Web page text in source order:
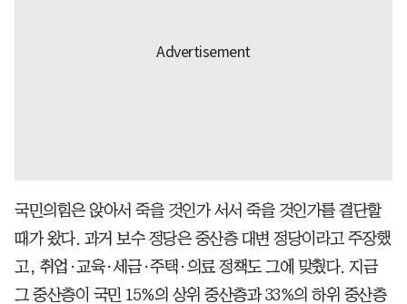
국민의힘은 앉아서 죽을 것인가 서서 죽을 것인가를 결단할
때가 왔다. 과거 보수 정당은 중산층 대변 정당이라고 주장했
고, 취업·교육·세금·주택·의료 정책도 그에 맞췄다. 지금
그 중산층이 국민 15%의 상위 중산층과 33%의 하위 중산층